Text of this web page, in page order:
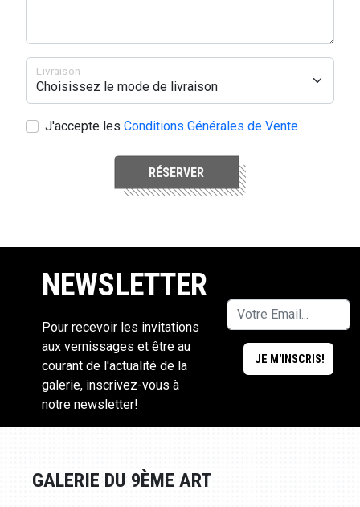
Livraison
J'accepte les Conditions Générales de Vente
RÉSERVER
NEWSLETTER
Pour recevoir les invitations
aux vernissages et être au
courant de l'actualité de la
galerie, inscrivez-vous à
notre newsletter!
GALERIE DU 9ÈME ART